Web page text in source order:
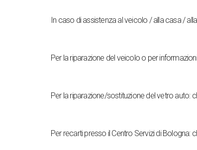
In caso di assistenza al veicolo / alla casa /
Per la riparazione del veicolo o per
Per la riparazione/sostituzione del vetro auto:
Per recarti presso il Centro Servizidi Bologna: